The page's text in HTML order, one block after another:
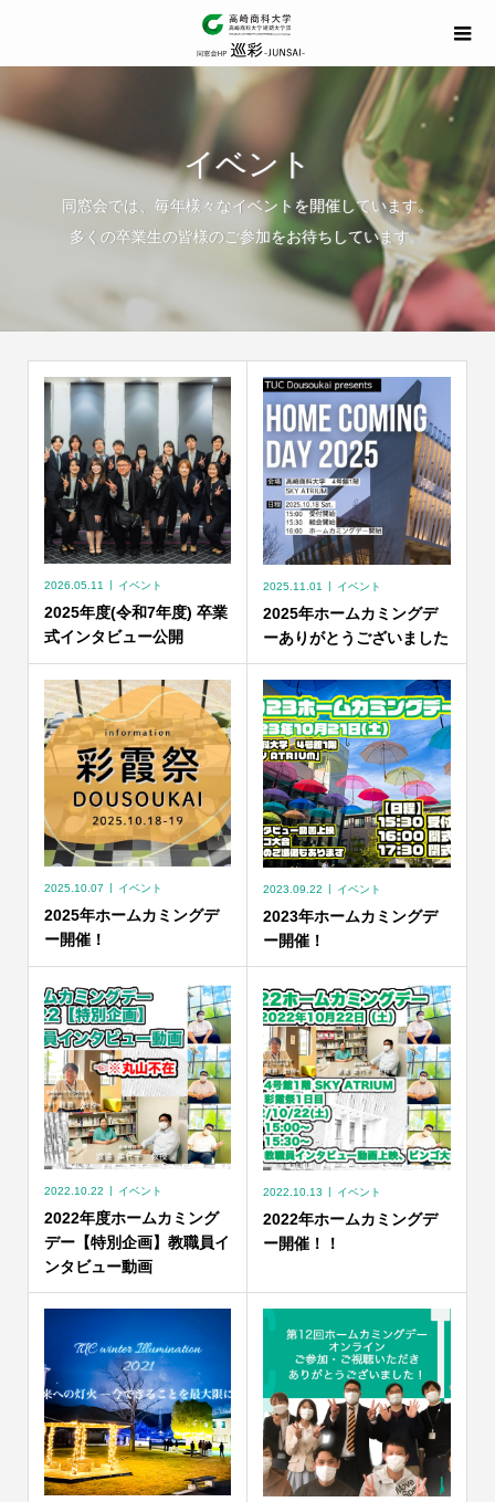
イベント
同窓会では、毎年様々なイベントを開催しています。
多くの卒業生の皆様のご参加をお待ちしています。
2026.05.11 イベント
2025年度(令和7年度) 卒業
式インタビュー公開
2025.11.01 イベント
2025年ホームカミングデ
ーありがとうございました
2025.10.07 イベント
2025年ホームカミングデ
ー開催！
2023.09.22 イベント
2023年ホームカミングデ
ー開催！
2022.10.22 イベント
2022年度ホームカミング
デー【特別企画】教職員イ
ンタビュー動画
2022.10.13 イベント
2022年ホームカミングデ
ー開催！！